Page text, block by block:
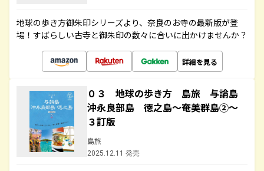
地球の歩き方御朱印シリーズより、奈良のお寺の最新版が登
場！すばらしい古寺と御朱印の数々に合いに出かけませんか？
詳細を見る
０３ 地球の歩き方 島旅 与論島
沖永良部島 徳之島～奄美群島②～
３訂版
島旅
2025.12.11 発売